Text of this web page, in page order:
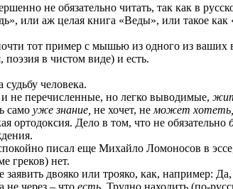
не обязательно читать, так как в
или аж целая книга «Веды», или такое
тот пример с мышью из одного из
в чистом виде) и есть.
человека.
не перечисленные, но легко выводимые,
само уже знание, не хочет, не может хотеть,
ортодоксия. Дело в том, что не обязательно
писал еще Михайло Ломоносов в
греков) нет.
двояко или трояко, как, например:
не через – что есть. Трудно находить (по-